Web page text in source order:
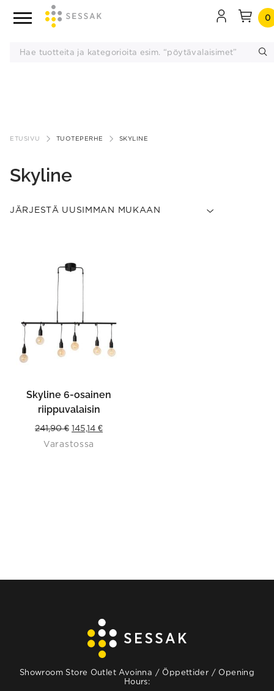
sisältöön
0
ETUSIVU TUOTEPERHE SKYLINE
Skyline
Skyline 6-osainen
riippuvalaisin
241,90€ Original
price
145,14 €Current
Varastossa
Showroom Store Outlet Avoinna / Öppettider / Opening
Hours: